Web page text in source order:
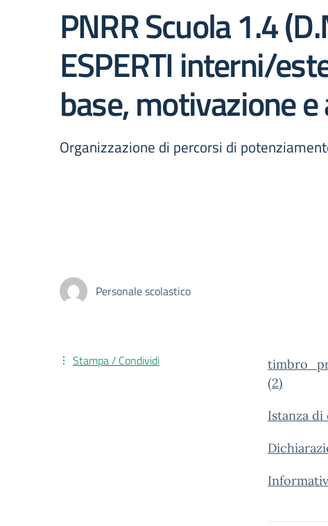
PNRR Scuola 1.4
ESPERTI interni/
base, motivazione
Organizzazione di percorsi di
Personale scolastico
(2)
Istanza di
Stampa / Condividi